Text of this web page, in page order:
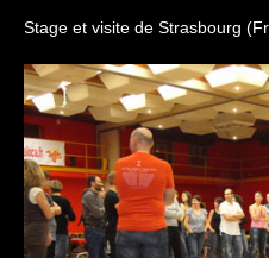
Stage et visite de Strasbourg